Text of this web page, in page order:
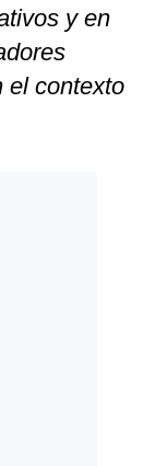
y en
el contexto